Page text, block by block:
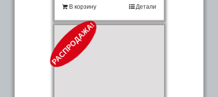
В корзину Детали
РАСПРОДАЖА!